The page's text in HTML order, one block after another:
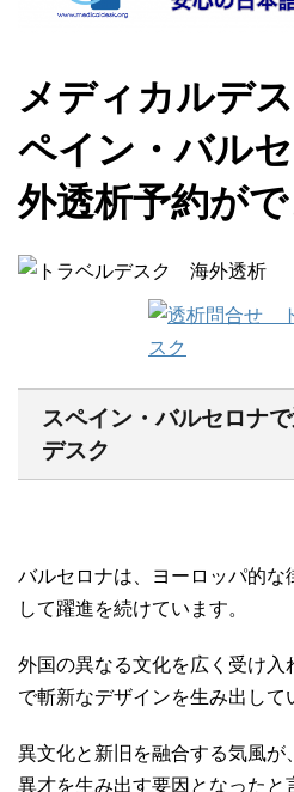
メディカルデ
ペイン・バル
外透析予約がで
スペイン・バルセロナ
デスク
バルセロナは、ヨーロッパ的な
して躍進を続けています。
外国の異なる文化を広く受け入
で斬新なデザインを生み出して
異文化と新旧を融合する気風が
異才を生み出す要因となったと